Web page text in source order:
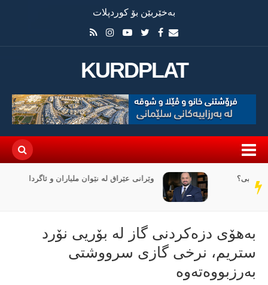
بەخێربێن بۆ کوردپلات
KURDPLAT
سەر
دێڕ
وێرانی عێراق لە نێوان ملیاران و ئاگردا
بەهۆی دزەکردنی گاز لە بۆریی نۆرد
ستریم، نرخی گازی سرووشتی
بەرزبووەتەوە